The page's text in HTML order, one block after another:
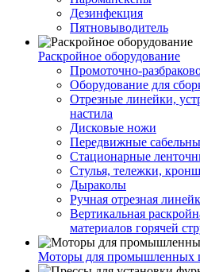
Дезинфекция
Пятновыводитель
Раскройное оборудование
Промоточно-
Оборудование для
Отрезные линейки,
настила
Дисковые ножи
Передвижные
Стационарные
Стулья, тележки,
Дыраколы
Ручная отрезная
Вертикальная
материалов горячей
Моторы для промышленных